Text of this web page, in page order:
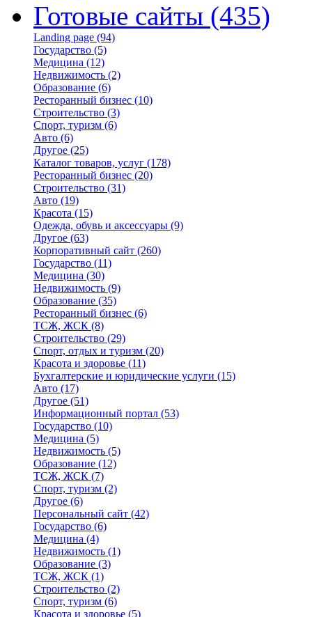
Готовые сайты (435)
Landing page (94)
Государство (5)
Медицина (12)
Недвижимость (2)
Образование (6)
Ресторанный бизнес (10)
Строительство (3)
Спорт, туризм (6)
Авто (6)
Другое (25)
Каталог товаров, услуг (178)
Ресторанный бизнес (20)
Строительство (31)
Авто (19)
Красота (15)
Одежда, обувь и аксессуары (9)
Другое (63)
Корпоративный сайт (260)
Государство (11)
Медицина (30)
Недвижимость (9)
Образование (35)
Ресторанный бизнес (6)
ТСЖ, ЖСК (8)
Строительство (29)
Спорт, отдых и туризм (20)
Красота и здоровье (11)
Бухгалтерские и юридические услуги (15)
Авто (17)
Другое (51)
Информационный портал (53)
Государство (10)
Медицина (5)
Недвижимость (5)
Образование (12)
ТСЖ, ЖСК (7)
Спорт, туризм (2)
Другое (6)
Персональный сайт (42)
Государство (6)
Медицина (4)
Недвижимость (1)
Образование (3)
ТСЖ, ЖСК (1)
Строительство (2)
Спорт, туризм (6)
Красота и здоровье (5)